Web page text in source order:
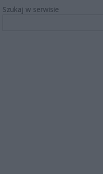
Szukaj w serwisie